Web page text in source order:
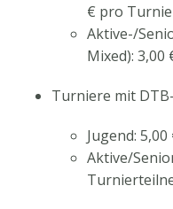
€ pro
Aktive-/
Mixed):
Turniere mit
Jugend:
Aktive/